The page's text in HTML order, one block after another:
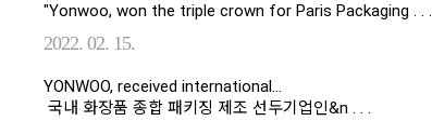
"Yonwoo, won the triple crown for Paris Packaging . . .
2022. 02. 15.
YONWOO, received international…
국내 화장품 종합 패키징 제조 선두기업인&n . . .